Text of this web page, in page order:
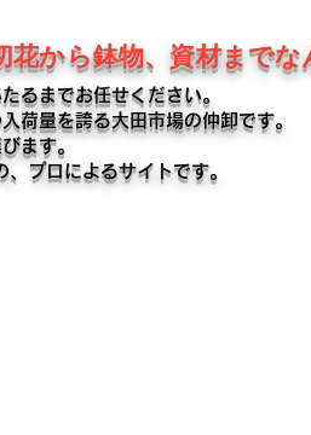
花から鉢物、資材まで
るまでお任せください。
荷量を誇る大田市場の仲卸です。
ます。
プロによるサイトです。